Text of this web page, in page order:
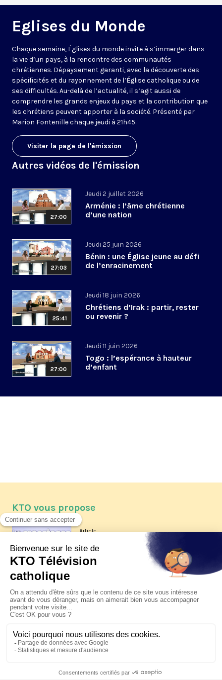
Eglises du Monde
Chaque semaine, Églises du monde invite à s’immerger dans
la vie d’un pays, à la rencontre des communautés
chrétiennes. Dépaysement garanti, avec la découverte des
spécificités et du rayonnement de l’Église catholique ou de
ses difficultés. Au-delà de l’actualité, il s’agit aussi de
comprendre les grands enjeux du pays et la contribution que
les chrétiens peuvent apporter à la société. Présenté par
Marion Fontenille chaque jeudi à 21h45.
Visiter la page de l'émission
Autres vidéos de l'émission
27:00
Jeudi 2 juillet 2026
Arménie : l’âme chrétienne
d’une nation
27:03
Jeudi 25 juin 2026
Bénin : une Église jeune au défi
de l’enracinement
25:41
Jeudi 18 juin 2026
Chrétiens d’Irak : partir, rester
ou revenir ?
27:00
Jeudi 11 juin 2026
Togo : l’espérance à hauteur
d’enfant
KTO vous propose
Article
Les reportages d'été 2026 de KTO
La visite pastorale du pape Léon
XIV à Assise à suivre sur KTO le
jeudi 6 août
Le pape en Uruguay, Argentine et
Pérou du 6 au 17 novembre 2026